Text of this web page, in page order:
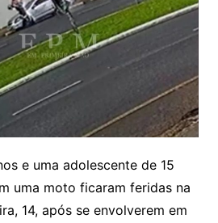
e uma adolescente de 15
uma moto ficaram feridas na
14, após se envolverem em